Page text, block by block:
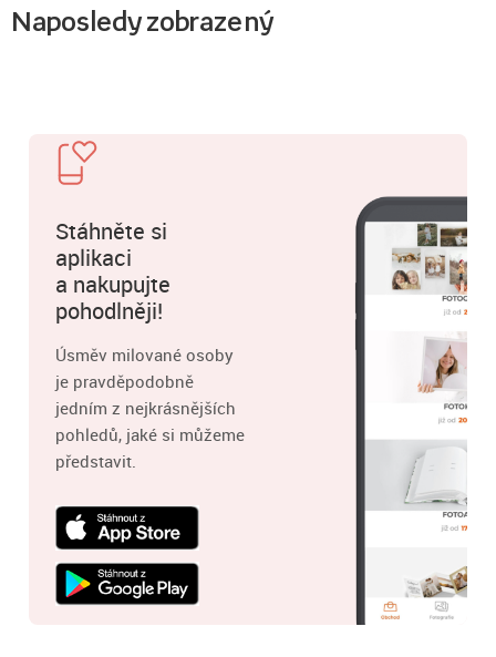
Naposledy zobrazený
Stáhněte si
aplikaci
a nakupujte
pohodlněji!
Úsměv milované osoby
je pravděpodobně
jedním z nejkrásnějších
pohledů, jaké si můžeme
představit.